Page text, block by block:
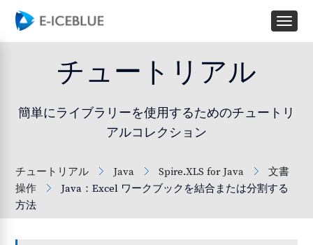
チュートリアル
簡単にライブラリーを使用するためのチュートリ
アルコレクション
チュートリアル Java Spire.XLS for Java
文書
操作
Java：Excel ワークブックを結合または分割する
方法